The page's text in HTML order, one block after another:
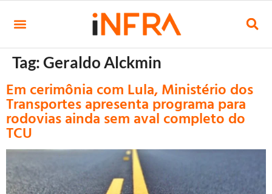
Tag:Geraldo Alckmin
Em cerimônia com Lula, Ministério dos
Transportes apresenta programa para
rodovias ainda sem aval completo do
TCU